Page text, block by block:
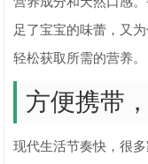
足了宝宝的味蕾，又
轻松获取所需的营养。
方便携带
现代生活节奏快，很